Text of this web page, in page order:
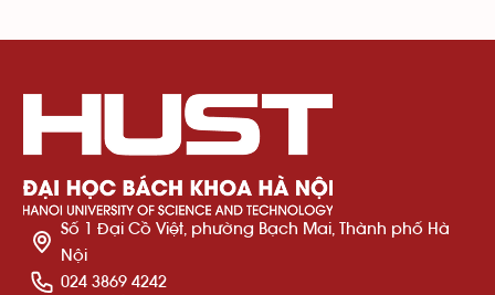
Số 1 Đại Cồ Việt, phường Bạch Mai, Thành phố Hà
Nội
024 3869 4242